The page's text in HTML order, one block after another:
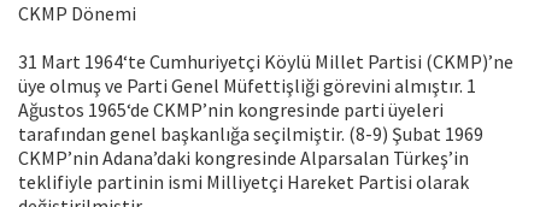
CKMP Dönemi
31 Mart 1964‘te Cumhuriyetçi Köylü Millet Partisi (CKMP)’ne
üye olmuş ve Parti Genel Müfettişliği görevini almıştır. 1
Ağustos 1965‘de CKMP’nin kongresinde parti üyeleri
tarafından genel başkanlığa seçilmiştir. (8-9) Şubat 1969
CKMP’nin Adana’daki kongresinde Alparsalan Türkeş’in
teklifiyle partinin ismi Milliyetçi Hareket Partisi olarak